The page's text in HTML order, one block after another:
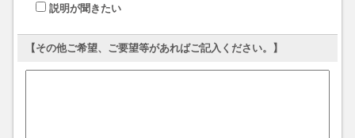
説明が聞きたい
【その他ご希望、ご要望等があればご記入ください。】